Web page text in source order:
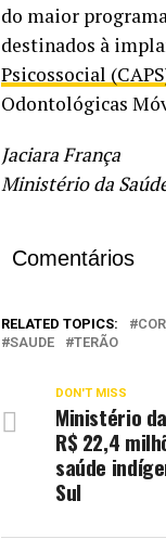
do maior
destinados à
Psicossocial
Odontológicas
Jaciara França
Ministério da
Comentários
RELATED TOPICS:
SAUDE
TERÃO
DON'T MISS
Ministério
R$ 22,4
saúde
Sul